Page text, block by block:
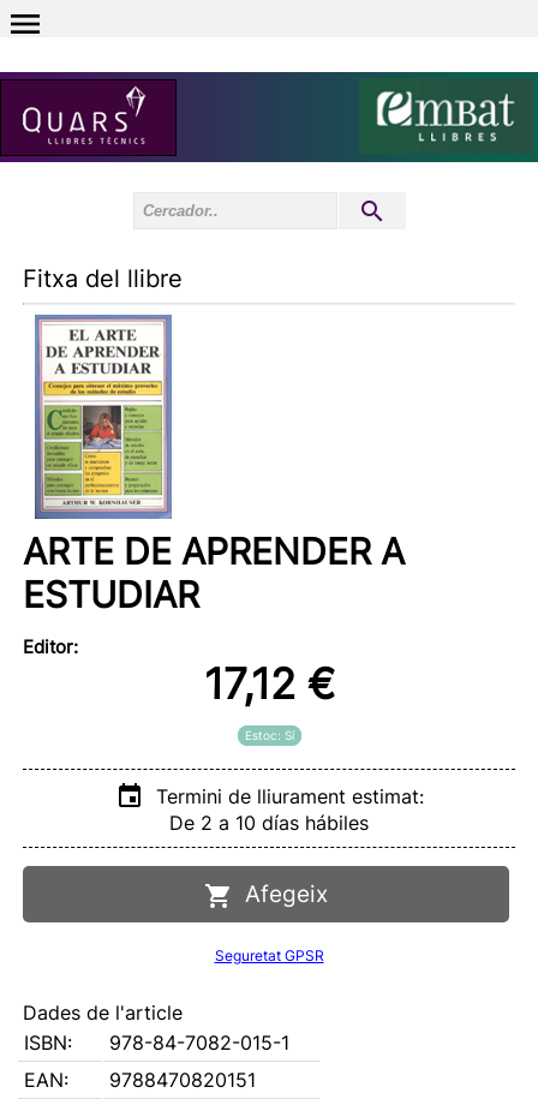
Inici sessió 0
Fitxa del llibre
ARTE DE APRENDER A
ESTUDIAR
Editor:
17,12 €
Estoc: Sí
Termini de lliurament estimat:
De 2 a 10 días hábiles
Afegeix
Seguretat GPSR
Dades de l'article
ISBN:
978-84-7082-015-1
EAN:
9788470820151